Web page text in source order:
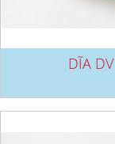
DĨA